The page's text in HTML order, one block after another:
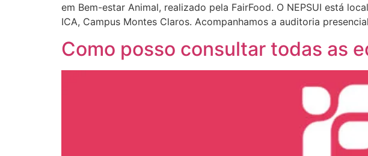
em Bem-estar Animal, realizado pela FairFood. O NEPSUI está
ICA, Campus Montes Claros. Acompanhamos a auditoria
Como posso consultar todas as